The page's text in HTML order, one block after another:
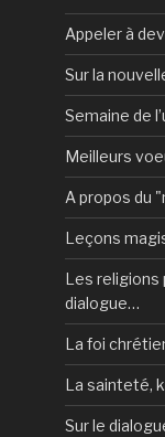
Appeler à
Sur la
Semaine de
Meilleurs
A propos du
Leçons
Les religions
dialogue…
La foi
La sainteté,
Sur le